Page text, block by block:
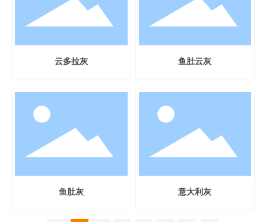
云多拉灰 鱼肚云灰
鱼肚灰 意大利灰